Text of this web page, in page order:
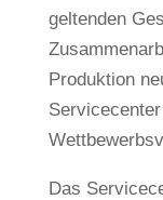
geltenden
Produktion
Das